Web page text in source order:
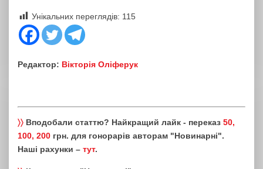
Унікальних переглядів: 115
Редактор: Вікторія Оліферук
〉〉 Вподобали статтю? Найкращий лайк - переказ 50,
100, 200 грн. для гонорарів авторам "Новинарні".
Наші рахунки – тут.